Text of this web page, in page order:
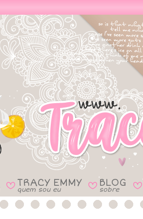
B TRACY EMMY
quem sou eu B BLOG
sobre B